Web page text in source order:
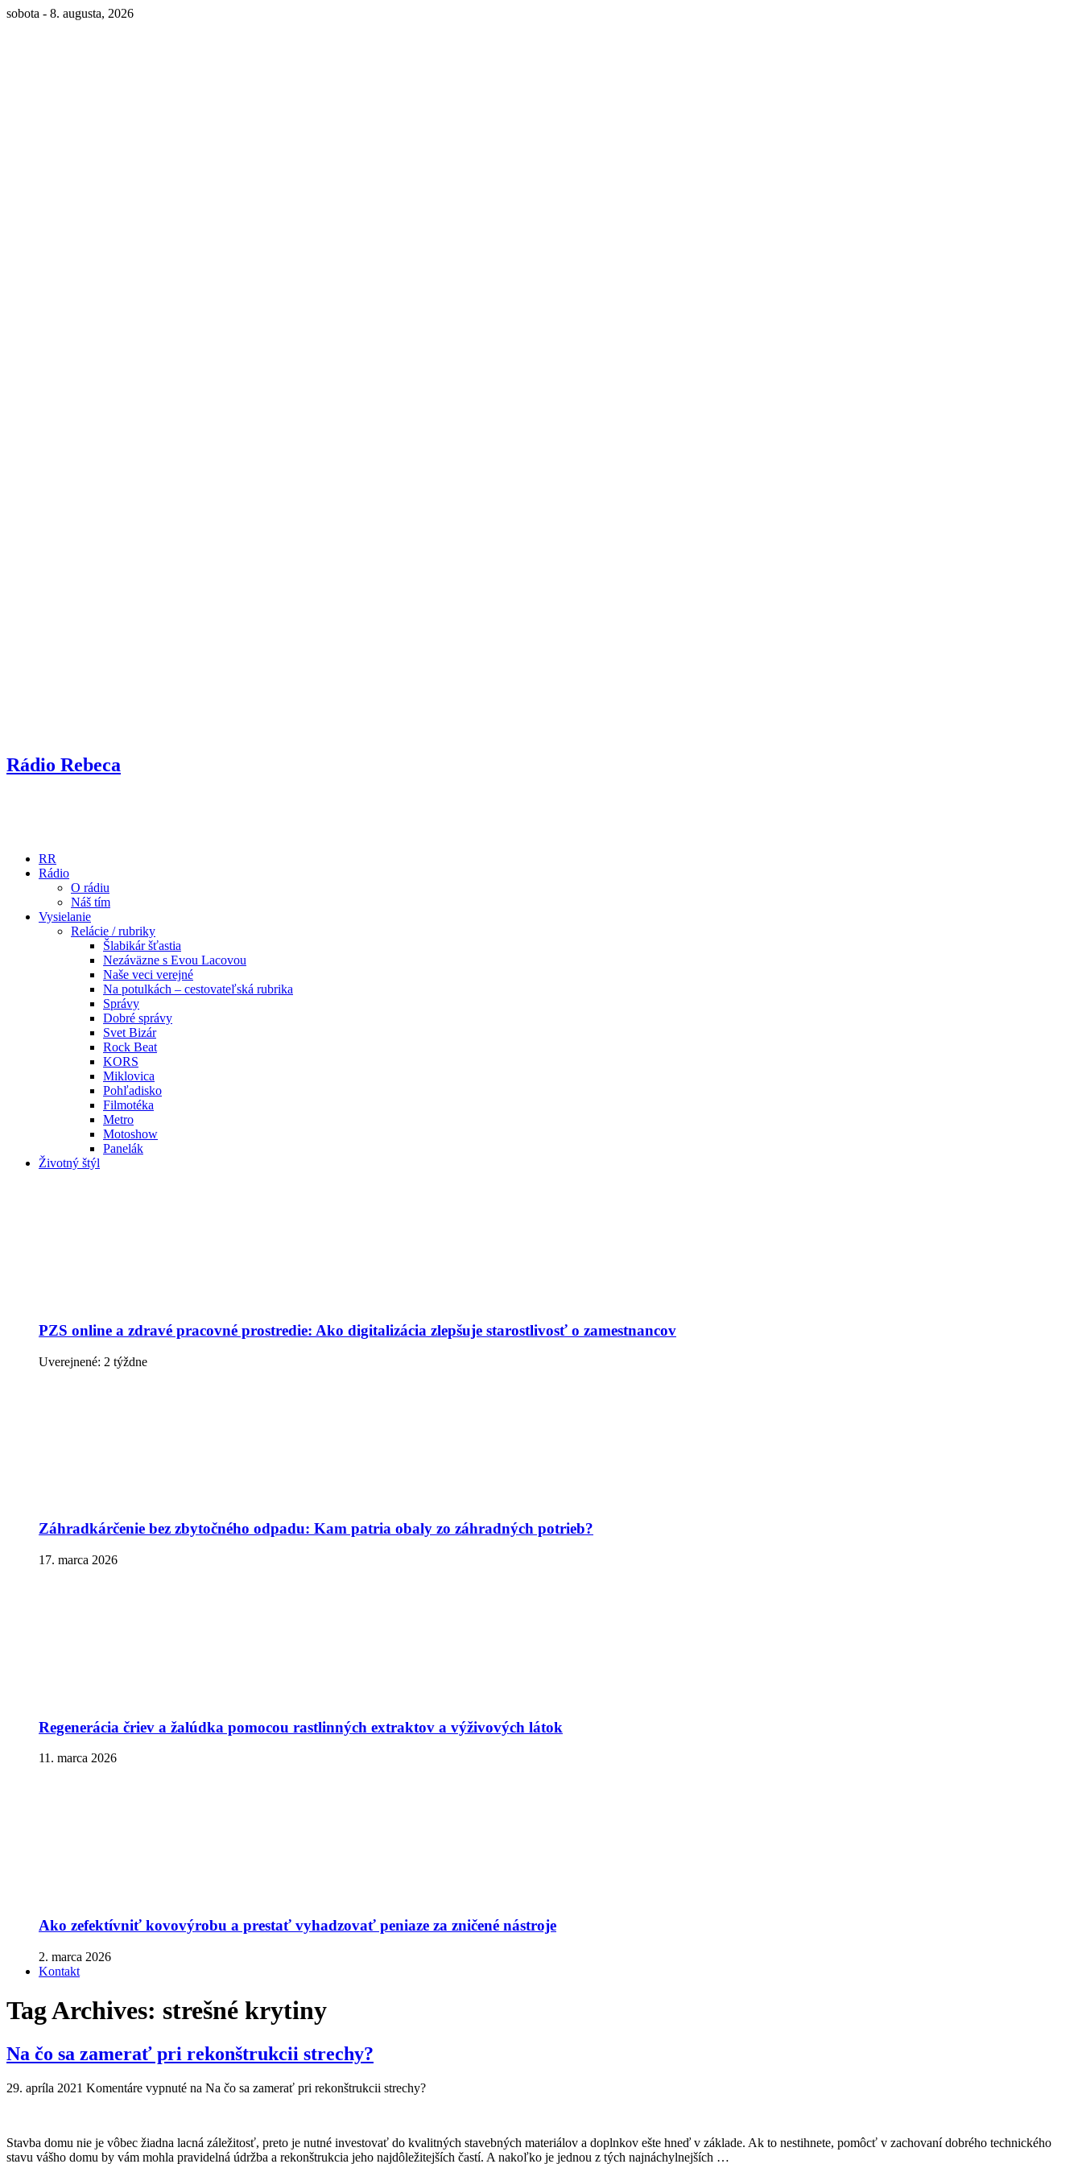
sobota - 8. augusta, 2026
Rádio Rebeca
RR
Rádio
O rádiu
Náš tím
Vysielanie
Relácie / rubriky
Šlabikár šťastia
Nezáväzne s Evou Lacovou
Naše veci verejné
Na potulkách – cestovateľská rubrika
Správy
Dobré správy
Svet Bizár
Rock Beat
KORS
Miklovica
Pohľadisko
Filmotéka
Metro
Motoshow
Panelák
Životný štýl
PZS online a zdravé pracovné prostredie: Ako digitalizácia zlepšuje starostlivosť o zamestnancov
Uverejnené: 2 týždne
Záhradkárčenie bez zbytočného odpadu: Kam patria obaly zo záhradných potrieb?
17. marca 2026
Regenerácia čriev a žalúdka pomocou rastlinných extraktov a výživových látok
11. marca 2026
Ako zefektívniť kovovýrobu a prestať vyhadzovať peniaze za zničené nástroje
2. marca 2026
Kontakt
Tag Archives: strešné krytiny
Na čo sa zamerať pri rekonštrukcii strechy?
29. apríla 2021 Komentáre vypnuté na Na čo sa zamerať pri rekonštrukcii strechy?
Stavba domu nie je vôbec žiadna lacná záležitosť, preto je nutné investovať do kvalitných stavebných materiálov a doplnkov ešte hneď v základe. Ak to nestihnete, pomôcť v zachovaní dobrého technického
stavu vášho domu by vám mohla pravidelná údržba a rekonštrukcia jeho najdôležitejších častí. A nakoľko je jednou z tých najnáchylnejších …